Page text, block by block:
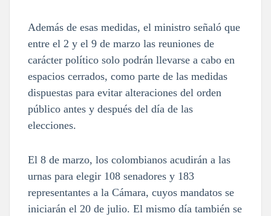
Además de esas medidas, el ministro señaló que
entre el 2 y el 9 de marzo las reuniones de
carácter político solo podrán llevarse a cabo en
espacios cerrados, como parte de las medidas
dispuestas para evitar alteraciones del orden
público antes y después del día de las
elecciones.
El 8 de marzo, los colombianos acudirán a las
urnas para elegir 108 senadores y 183
representantes a la Cámara, cuyos mandatos se
iniciarán el 20 de julio. El mismo día también se